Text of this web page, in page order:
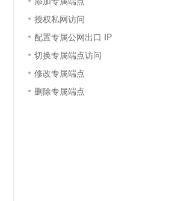
授权私网访问
配置专属公网出口 IP
切换专属端点访问
修改专属端点
删除专属端点
语音识别与合成
Qwen3-TTS-Flash
数字证书管理服务（原SSL证书）
实现全站HTTPS，呈现可信的WEB访问
短信服务
大数据开发治理平台 DataWorks
一键部署幻兽帕鲁游戏服务器
一键购买专属联机服务器，轻松开启游戏
漫剧工坊：一站式动画创作平台
快速生产连贯的高质量长漫剧
10 分钟搭建微信、支付宝小程序
高效部署网站，快速应用到小程序
力
飞天发布时刻
所见，即是所愿
AI 实训营
从基础到进阶，Agent 创客手把手教你
创新加速
益加速 OPC 成功
公司注册
上云迁移
代维服务
更多支持
合作伙伴培训与认证
查询合作伙伴
登录合作伙伴管理后台
镜像站
我要反馈
我要建议
校园招聘